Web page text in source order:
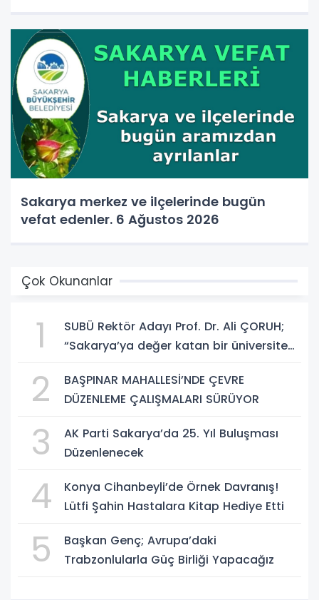
Sakarya merkez ve ilçelerinde bugün
vefat edenler. 6 Ağustos 2026
Çok Okunanlar
1
SUBÜ Rektör Adayı Prof. Dr. Ali ÇORUH;
“Sakarya’ya değer katan bir üniversite
2
BAŞPINAR MAHALLESİ’NDE ÇEVRE
DÜZENLEME ÇALIŞMALARI SÜRÜYOR
3
AK Parti Sakarya’da 25. Yıl Buluşması
Düzenlenecek
4
Konya Cihanbeyli’de Örnek Davranış!
Lütfi Şahin Hastalara Kitap Hediye Etti
5
Başkan Genç; Avrupa’daki
Trabzonlularla Güç Birliği Yapacağız